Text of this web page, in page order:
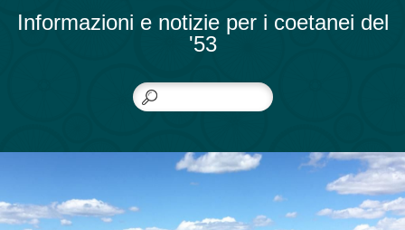
Informazioni e notizie per i coetanei del
'53